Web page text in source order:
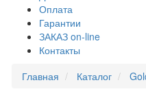
Оплата
Гарантии
ЗАКАЗ on-line
Контакты
Главная
Каталог